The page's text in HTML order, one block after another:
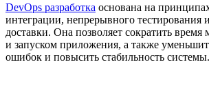
DevOps разработка основана на
интеграции, непрерывного тестирования
доставки. Она позволяет сократить время
и запуском приложения, а также
ошибок и повысить стабильность системы.